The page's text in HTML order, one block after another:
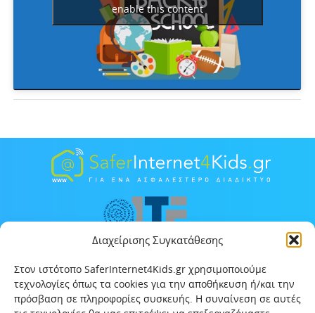
Διαχείρισης Συγκατάθεσης
Στον ιστότοπο SaferInternet4Kids.gr χρησιμοποιούμε
τεχνολογίες όπως τα cookies για την αποθήκευση ή/και την
πρόσβαση σε πληροφορίες συσκευής. Η συναίνεση σε αυτές
enable this content